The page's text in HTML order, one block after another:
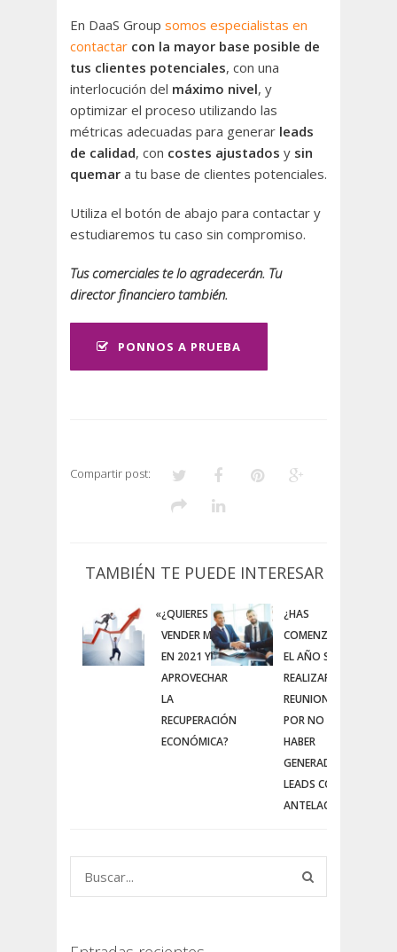
En DaaS Group somos especialistas en
contactar con la mayor base posible de
tus clientes potenciales, con una
interlocución del máximo nivel, y
optimizar el proceso utilizando las
métricas adecuadas para generar leads
de calidad, con costes ajustados y sin
quemar a tu base de clientes potenciales.
Utiliza el botón de abajo para contactar y
estudiaremos tu caso sin compromiso.
Tus comerciales te lo agradecerán. Tu
director financiero también.
PONNOS A PRUEBA
Compartir post:
TAMBIÉN TE PUEDE INTERESAR
«¿QUIERES
VENDER MÁS
EN 2021 Y
APROVECHAR
LA
RECUPERACIÓN
ECONÓMICA?
¿HAS
COMENZADO
EL AÑO SIN
REALIZAR
REUNIONES
POR NO
HABER
GENERADO
LEADS CON
ANTELACIÓN?